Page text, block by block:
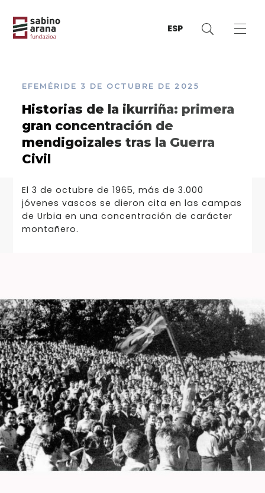
ESP
EFEMÉRIDE 3 DE OCTUBRE DE 2025
Historias de la ikurriña: primera
gran concentración de
mendigoizales tras la Guerra
Civil
El 3 de octubre de 1965, más de 3.000
jóvenes vascos se dieron cita en las campas
de Urbia en una concentración de carácter
montañero.